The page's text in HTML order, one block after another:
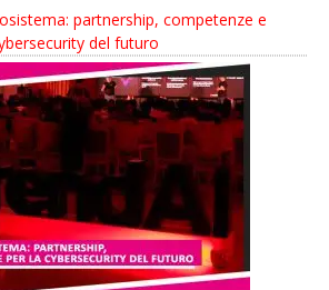
partnership, competenze e
del futuro